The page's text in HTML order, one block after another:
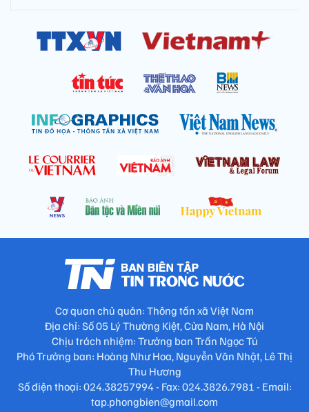
Cơ quan chủ quản: Thông tấn xã Việt Nam
Địa chỉ: Số 05 Lý Thường Kiệt, Cửa Nam, Hà Nội
Chịu trách nhiệm: Trưởng ban Trần Ngọc Tú
Phó Trưởng ban: Hoàng Như Hoa, Nguyễn Văn Nhật, Lê Thị
Thu Hương
Số điện thoại: 024.38257994 - Fax: 024.3826.7981 - Email:
tap.phongbien@gmail.com